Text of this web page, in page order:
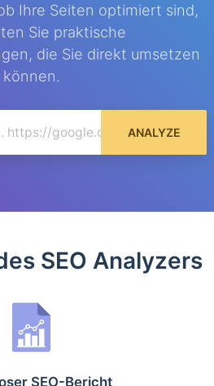
Ihre Seiten optimiert sind,
Sie praktische
die Sie direkt umsetzen
können.
ANALYZE
SEO Analyzers
SEO-Bericht